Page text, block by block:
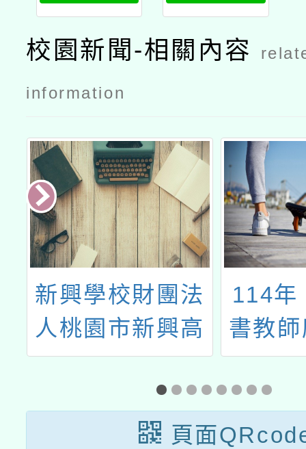
只是上課：
打造有感的
學習經驗公
校園新聞-相關內容
information
新興學校財團法
人桃園市新興高
級中等學校辦理
「114學年度桃
園市市長盃小桃
114年
書教
程（
辦法
利用
頁面